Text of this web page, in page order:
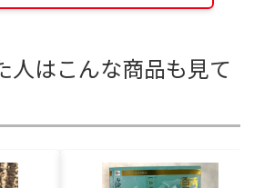
人はこんな商品も見て